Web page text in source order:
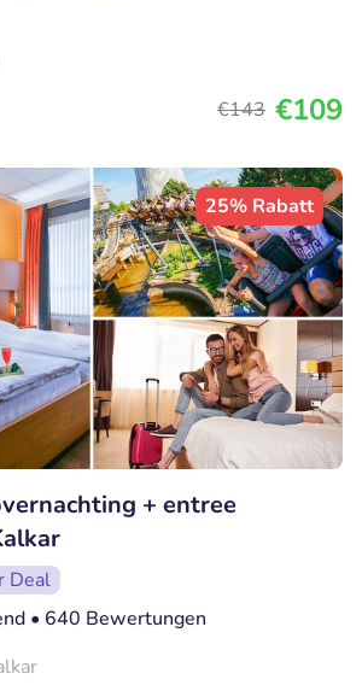
€143 €109
25% Rabatt
+ entree
Deal
• 640 Bewertungen